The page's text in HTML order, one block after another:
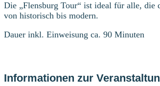
Die „Flensburg Tour“ ist ideal für alle,
von historisch bis modern.
Dauer inkl. Einweisung ca. 90 Minuten
Informationen zur